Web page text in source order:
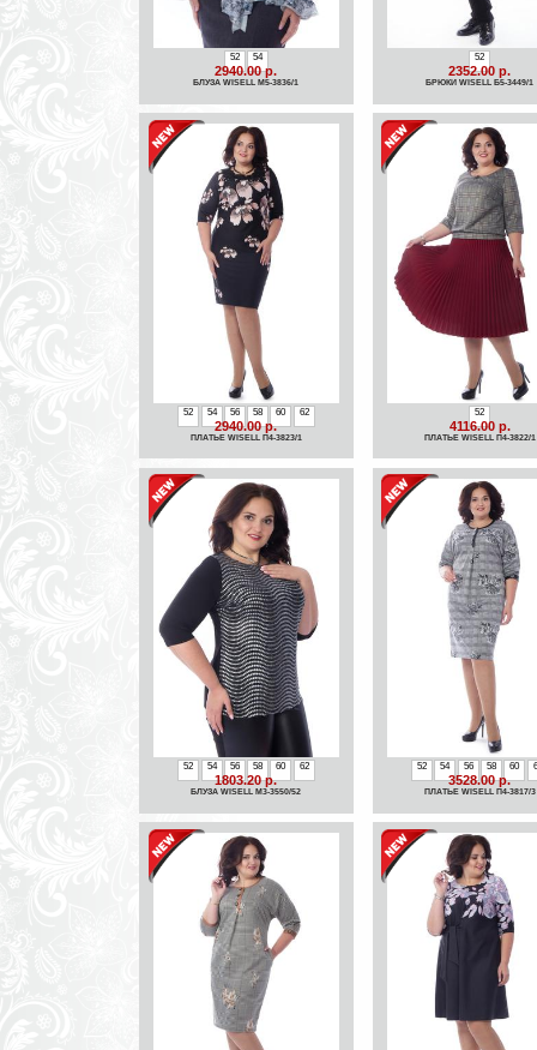
52 54
2940.00 р.
БЛУЗА WISELL М5-3836/1
52
2352.00 р.
БРЮКИ WISELL Б5-3449/1
52 54 56 58 60 62
2940.00 р.
ПЛАТЬЕ WISELL П4-3823/1
52
4116.00 р.
ПЛАТЬЕ WISELL П4-3822/1
52 54 56 58 60 62
1803.20 р.
БЛУЗА WISELL М3-3550/52
52 54 56 58 60
3528.00 р.
ПЛАТЬЕ WISELL П4-3817/3